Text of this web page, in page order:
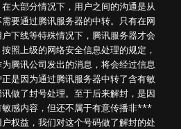
大部分情况下，用户之间的沟通是从
要通过腾讯服务器的中转。只有在网
下线等特殊情况下，腾讯服务器才会
照上级的网络安全信息处理的规定，
腾讯公司发出的消息，将会经过信息
是因为通过腾讯服务器中转了含有敏
做了封号处理。至于后来解封，是因
感内容，但还不属于有意传播非***
权益，我们对这个号码做了解封的处